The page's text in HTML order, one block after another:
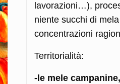
lavorazioni…),
niente succhi di
concentrazioni
Territorialità:
-le mele